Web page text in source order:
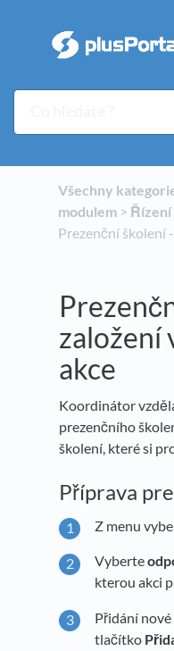
Všechny
modulem​ > ​
Prezenční školení
založení
akce
Koordinátor
prezenčního
školení, které si
Příprava
Z menu
Vyberte
kterou akci
Přidání
tlačítko